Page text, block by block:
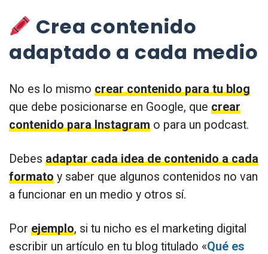
Crea contenido
adaptado a cada medio
No es lo mismo crear contenido para tu blog
que debe posicionarse en Google, que crear
contenido para Instagram o para un podcast.
Debes adaptar cada idea de contenido a cada
formato y saber que algunos contenidos no van
a funcionar en un medio y otros sí.
Por ejemplo, si tu nicho es el marketing digital
escribir un artículo en tu blog titulado «Qué es